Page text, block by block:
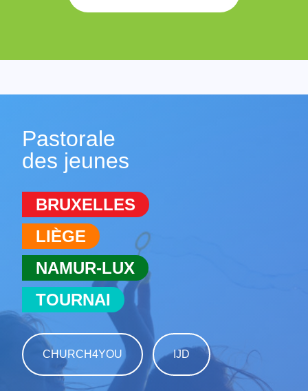
Pastorale
des jeunes
BRUXELLES
LIÈGE
NAMUR-LUX
TOURNAI
CHURCH4YOU IJD